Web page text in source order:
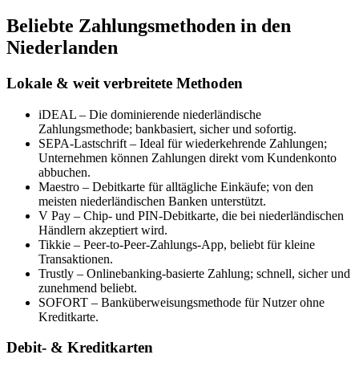
Beliebte Zahlungsmethoden in den
Niederlanden
Lokale & weit verbreitete Methoden
iDEAL – Die dominierende niederländische
Zahlungsmethode; bankbasiert, sicher und sofortig.
SEPA-Lastschrift – Ideal für wiederkehrende Zahlungen;
Unternehmen können Zahlungen direkt vom Kundenkonto
abbuchen.
Maestro – Debitkarte für alltägliche Einkäufe; von den
meisten niederländischen Banken unterstützt.
V Pay – Chip- und PIN-Debitkarte, die bei niederländischen
Händlern akzeptiert wird.
Tikkie – Peer-to-Peer-Zahlungs-App, beliebt für kleine
Transaktionen.
Trustly – Onlinebanking-basierte Zahlung; schnell, sicher und
zunehmend beliebt.
SOFORT – Banküberweisungsmethode für Nutzer ohne
Kreditkarte.
Debit- & Kreditkarten